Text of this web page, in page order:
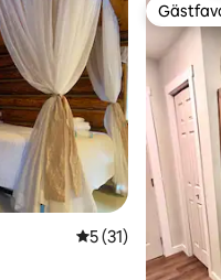
5 av 5 i
5 (31)